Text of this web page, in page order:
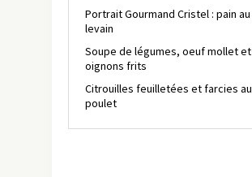
Portrait Gourmand Cristel : pain au
levain
Soupe de légumes, oeuf mollet et
oignons frits
Citrouilles feuilletées et farcies au
poulet